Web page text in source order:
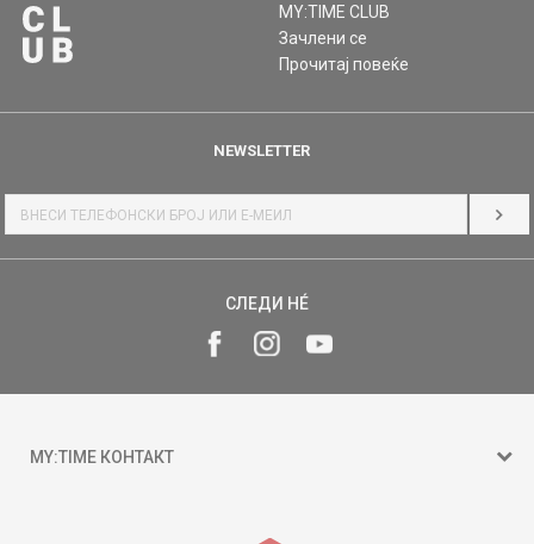
MY:TIME CLUB
Зачлени се
Прочитај повеќе
NEWSLETTER
СЛЕДИ НÉ
MY:TIME КОНТАКТ